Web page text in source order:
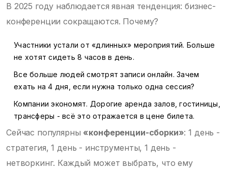
В 2025 году наблюдается явная тенденция: бизнес-
конференции сокращаются. Почему?
Участники устали от «длинных» мероприятий. Больше
не хотят сидеть 8 часов в день.
Все больше людей смотрят записи онлайн. Зачем
ехать на 4 дня, если нужна только одна сессия?
Компании экономят. Дорогие аренда залов, гостиницы,
трансферы - всё это отражается в цене билета.
Сейчас популярны «конференции-сборки»: 1 день -
стратегия, 1 день - инструменты, 1 день -
нетворкинг. Каждый может выбрать, что ему